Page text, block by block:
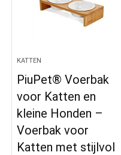
KATTEN
PiuPet® Voerbak
voor Katten en
kleine Honden –
Voerbak voor
Katten met stijlvol